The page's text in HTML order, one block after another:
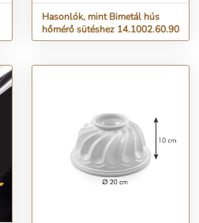
Hasonlók, mint Bimetál hús
hőmérő sütéshez 14.1002.60.90